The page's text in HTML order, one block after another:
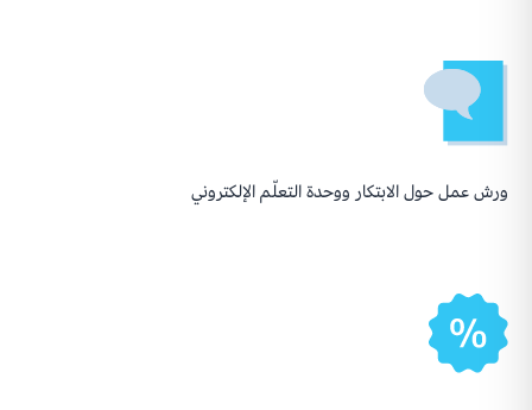
ورش عمل حول الابتكار ووحدة التعلّم الإلكتروني